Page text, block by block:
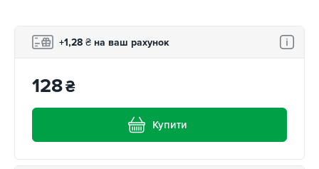
+1,28 ₴ на ваш рахунок
128₴
Купити